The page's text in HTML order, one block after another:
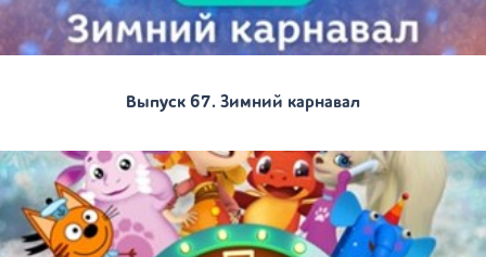
Выпуск 67. Зимний карнавал